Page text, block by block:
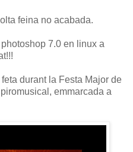
feina no acabada.
7.0 en linux a
durant la Festa Major de
emmarcada a